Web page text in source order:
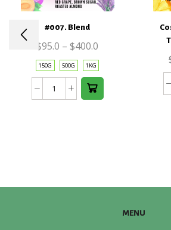
#007. Blend
$95.0 –$400.0
150G 500G 1KG
#007.
This
product
multiple
variants.
The
options
MENU